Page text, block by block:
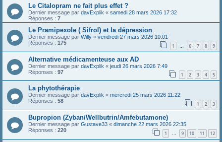
Le Citalopram ne fait plus effet ?
Dernier message par davExplik « samedi 28 mars 2026 17:32
Réponses : 7
Le Pramipexole ( Sifrol) et la dépression
Dernier message par Willy « vendredi 27 mars 2026 10:01
Réponses : 175 1 … 6 7 8 9
Alternative médicamenteuse aux AD
Dernier message par davExplik « jeudi 26 mars 2026 7:49
Réponses : 97 1 2 3 4 5
La phytothérapie
Dernier message par davExplik « mercredi 25 mars 2026 11:22
Réponses : 58 1 2 3
Bupropion (Zyban/Wellbutrin/Amfebutamone)
Dernier message par Gustave33 « dimanche 22 mars 2026 22:35
Réponses : 220 1 … 9 10 11 12